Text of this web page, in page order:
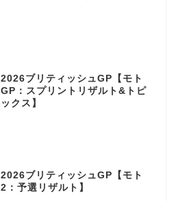
2026ブリティッシュGP【モト
GP：スプリントリザルト&トピ
ックス】
2026ブリティッシュGP【モト
2：予選リザルト】